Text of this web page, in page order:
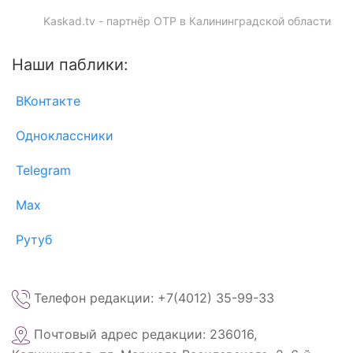
Kaskad.tv - партнёр ОТР в Калининградской области
Наши паблики:
ВКонтакте
Одноклассники
Telegram
Max
Рутуб
Телефон редакции: +7(4012) 35-99-33
Почтовый адрес редакции: 236016,